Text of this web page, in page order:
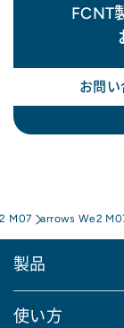
FCNT
お問い
M07 arrows We2
製品
使い方